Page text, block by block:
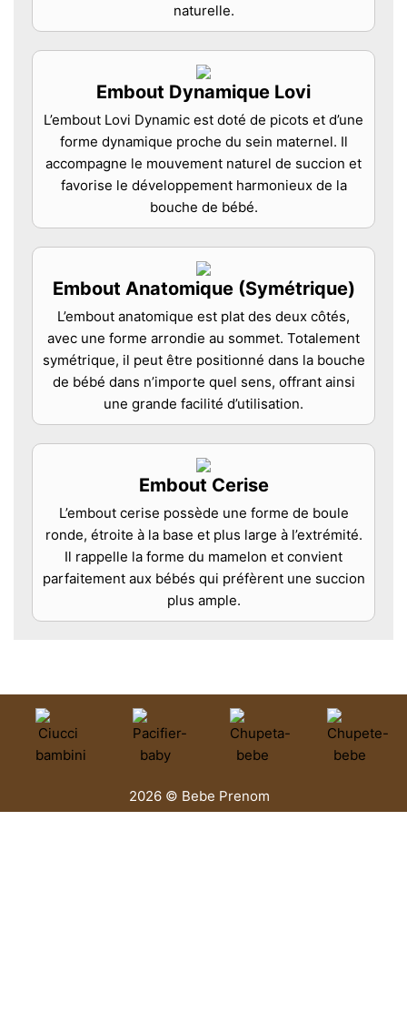
naturelle.
Embout Dynamique Lovi
L’embout Lovi Dynamic est doté de picots et d’une
forme dynamique proche du sein maternel. Il
accompagne le mouvement naturel de succion et
favorise le développement harmonieux de la
bouche de bébé.
Embout Anatomique (Symétrique)
L’embout anatomique est plat des deux côtés,
avec une forme arrondie au sommet. Totalement
symétrique, il peut être positionné dans la bouche
de bébé dans n’importe quel sens, offrant ainsi
une grande facilité d’utilisation.
Embout Cerise
L’embout cerise possède une forme de boule
ronde, étroite à la base et plus large à l’extrémité.
Il rappelle la forme du mamelon et convient
parfaitement aux bébés qui préfèrent une succion
plus ample.
2026 © Bebe Prenom